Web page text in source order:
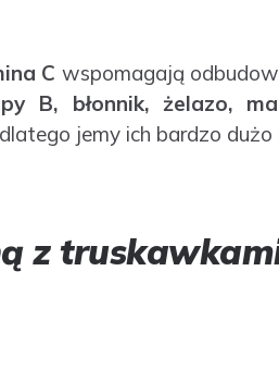
C wspomagają
B, błonnik, żelazo,
jemy ich bardzo dużo
z